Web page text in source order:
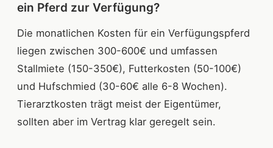
ein Pferd zur Verfügung?
Die monatlichen Kosten für ein Verfügungspferd
liegen zwischen 300-600€ und umfassen
Stallmiete (150-350€), Futterkosten (50-100€)
und Hufschmied (30-60€ alle 6-8 Wochen).
Tierarztkosten trägt meist der Eigentümer,
sollten aber im Vertrag klar geregelt sein.